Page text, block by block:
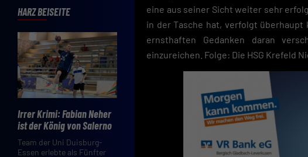
HARZ BEISEITE
Irrer Krimi: Fabian Neher
ist der König von Salerno
Team der Uni Duisburg-
Essen erlebte als Fünfter
eine aus seiner Sicht weiter sehr
in der Tasche hat, verfolgt
ernsthaften Gedanken daran
einzureichen. Folge: Die HSG Krefeld